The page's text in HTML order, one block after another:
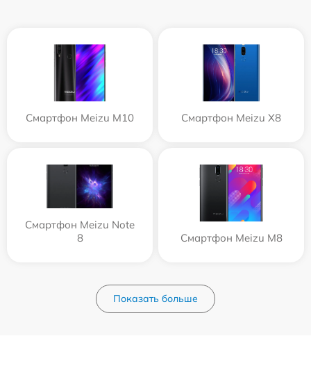
Смартфон Meizu M10 Смартфон Meizu X8
Смартфон Meizu Note
8
Смартфон Meizu M8
Показать больше